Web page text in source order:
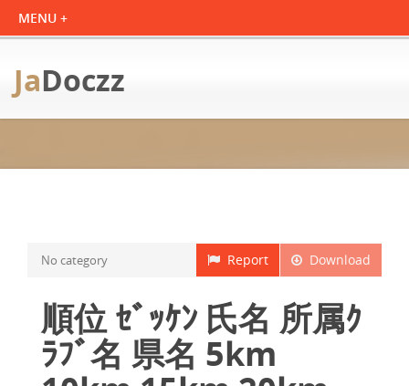
JaDoczz
Download
Report
No category
順位 ｾﾞｯｹﾝ 氏名 所属ｸ
ﾗﾌﾞ名 県名 5km